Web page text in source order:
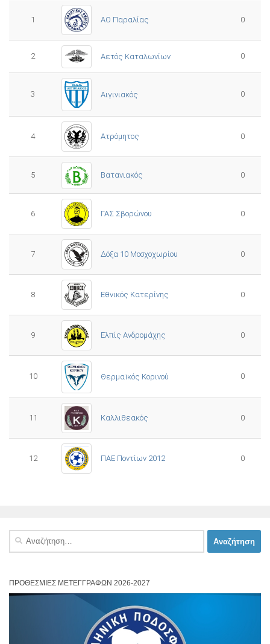
1 ΑΟ Παραλίας 0
2 Αετός Καταλωνίων 0
3 Αιγινιακός 0
4 Ατρόμητος 0
5 Βατανιακός 0
6 ΓΑΣ Σβορώνου 0
7 Δόξα 10 Μοσχοχωρίου 0
8 Εθνικός Κατερίνης 0
9 Ελπίς Ανδρομάχης 0
10 Θερμαϊκός Κορινού 0
11 Καλλιθεακός 0
12 ΠΑΕ Ποντίων 2012 0
Αναζήτηση
ΠΡΟΘΕΣΜΊΕΣ ΜΕΤΕΓΓΡΑΦΏΝ 2026-2027